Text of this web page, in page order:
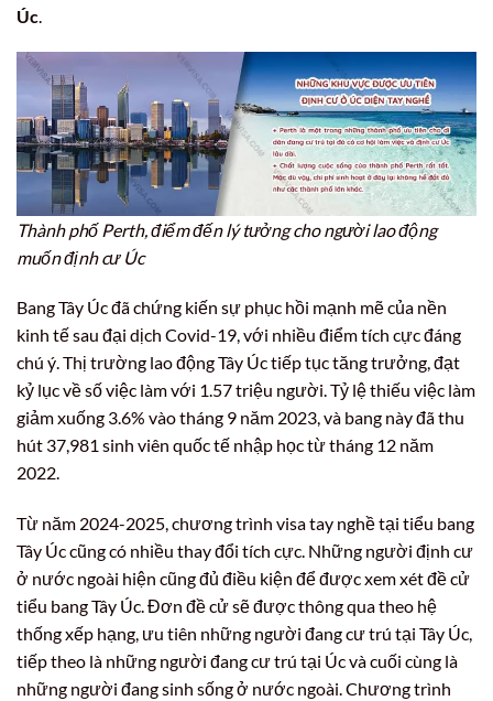
Úc
Thành phố Perth, điểm đến lý tưởng cho người lao động
muốn định cư Úc
Bang Tây Úc đã chứng kiến sự phục hồi mạnh mẽ của nền
kinh tế sau đại dịch Covid-19, với nhiều điểm tích cực đáng
chú ý. Thị trường lao động Tây Úc tiếp tục tăng trưởng, đạt
kỷ lục về số việc làm với 1.57 triệu người. Tỷ lệ thiếu việc làm
giảm xuống 3.6% vào tháng 9 năm 2023, và bang này đã thu
hút 37,981 sinh viên quốc tế nhập học từ tháng 12 năm
2022.
Từ năm 2024-2025, chương trình visa tay nghề tại tiểu bang
Tây Úc cũng có nhiều thay đổi tích cực. Những người định cư
ở nước ngoài hiện cũng đủ điều kiện để được xem xét đề cử
tiểu bang Tây Úc. Đơn đề cử sẽ được thông qua theo hệ
thống xếp hạng, ưu tiên những người đang cư trú tại Tây Úc,
tiếp theo là những người đang cư trú tại Úc và cuối cùng là
những người đang sinh sống ở nước ngoài. Chương trình